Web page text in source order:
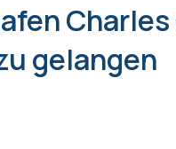
gelangen